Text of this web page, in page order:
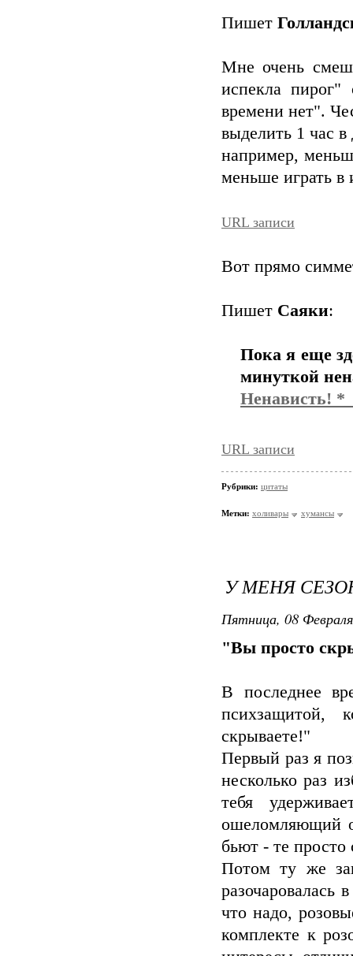
Пишет
Мне очень
испекла
времени нет".
выделить 1 час
например,
меньше играть в
URL записи
Вот прямо
Пишет Саяки:
Пока я еще
минуткой
Ненависть!
URL записи
Рубрики: цитаты
Метки: холивары хумансы
У МЕНЯ
Пятница, 08
"Вы просто
В последнее
психзащитой,
скрываете!"
Первый раз я
несколько раз
тебя
ошеломляющий
бьют - те просто
Потом ту же
разочаровалась
что надо,
комплекте к